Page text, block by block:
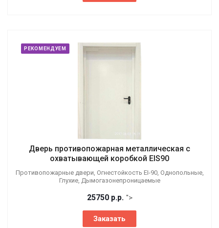
РЕКОМЕНДУЕМ
Дверь противопожарная металлическая с
охватывающей коробкой EIS90
Противопожарные двери, Огнестойкость EI-90, Однопольные,
Глухие, Дымогазонепроницаемые
25750 р.р. ">
Заказать